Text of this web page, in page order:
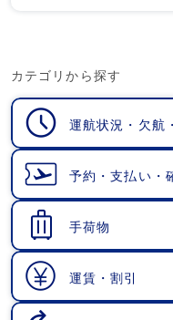
カテゴリから探す
運航状況・欠航
予約・支払い・
手荷物
運賃・割引